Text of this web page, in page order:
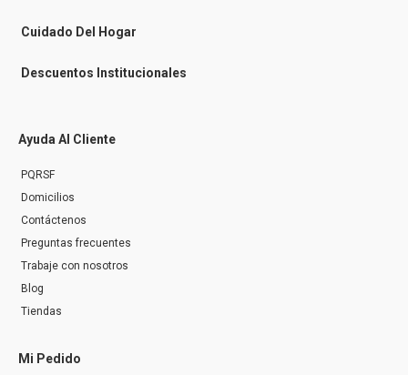
r
Cuidado Del Hogar
Descuentos Institucionales
Ayuda Al Cliente
PQRSF
Domicilios
Contáctenos
Preguntas frecuentes
Trabaje con nosotros
Blog
Tiendas
Mi Pedido